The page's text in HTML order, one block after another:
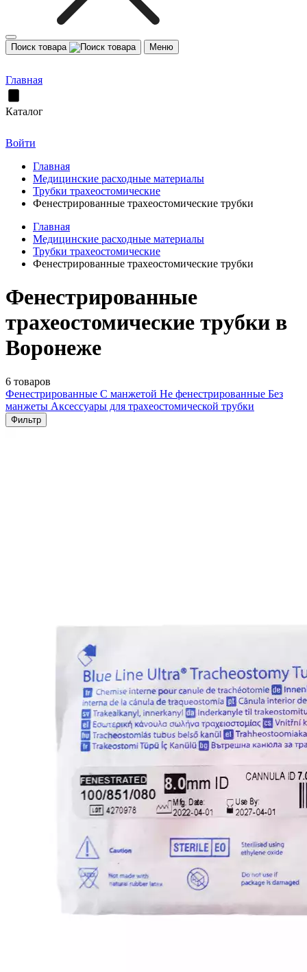
Поиск товара Меню
Главная
Каталог
Войти
Главная
Медицинские расходные материалы
Трубки трахеостомические
Фенестрированные трахеостомические трубки
Главная
Медицинские расходные материалы
Трубки трахеостомические
Фенестрированные трахеостомические трубки
Фенестрированные
трахеостомические трубки в
Воронеже
6 товаров
Фенестрированные С манжетой Не фенестрированные Без
манжеты Аксессуары для трахеостомической трубки
Фильтр